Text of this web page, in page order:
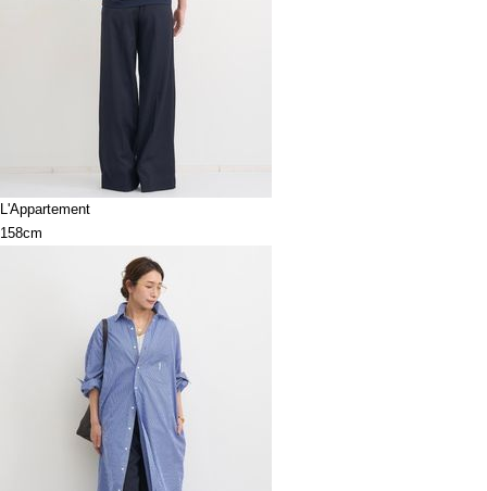
L'Appartement
158cm